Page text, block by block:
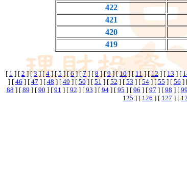
422
421
420
419
[ 1 ] [ 2] [3] [ 4] [5 ] [6] [7 ] [ 8] [9] [10 ] [11] [12 ] [ 13 ] [
] [ 46 ] [ 47 ] [ 48 ] [ 49 ] [ 50] [ 51 ] [ 52 ] [ 53 ] [54] [55 ] [ 56 ]
88 ] [ 89 ] [ 90 ] [ 91 ] [ 92 ] [ 93 ] [ 94] [ 95 ] [ 96 ] [ 97 ] [ 98 ] [ 99
125 ] [ 126 ] [ 127 ] [